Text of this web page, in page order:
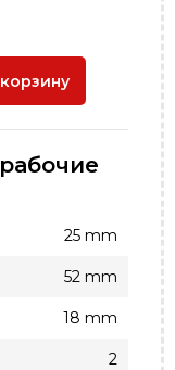
25 mm
52 mm
18 mm
2